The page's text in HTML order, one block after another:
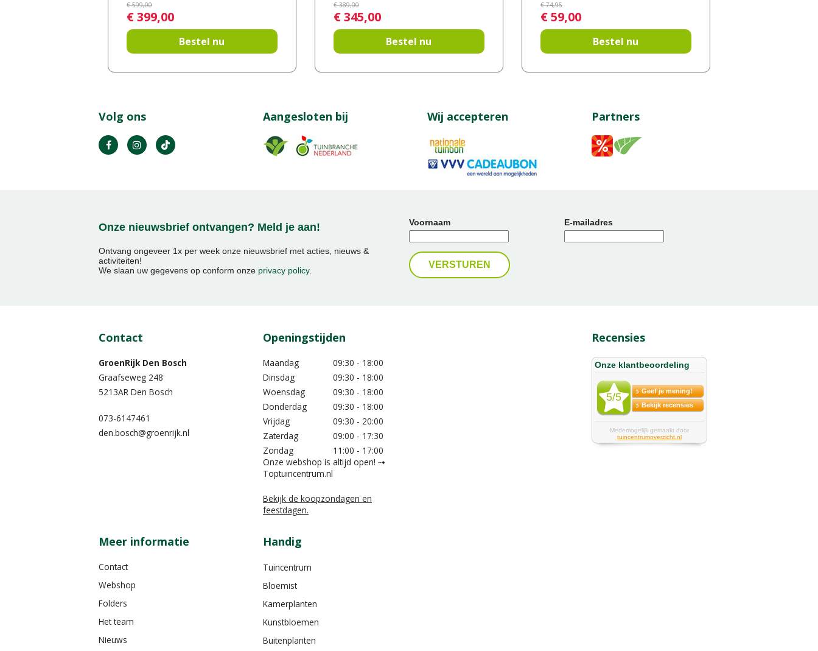
€ 599,00
€399,00
Bestel nu
€ 389,00
€345,00
Bestel nu
€ 74,95
€59,00
Bestel nu
Volg ons Aangesloten bij Wij accepteren Partners
Onze nieuwsbrief ontvangen? Meld je aan!
Ontvang ongeveer 1x per week onze nieuwsbrief met acties, nieuws &
activiteiten!
We slaan uw gegevens op conform onze privacy policy.
Voornaam E-mailadres
Contact
GroenRijk Den Bosch
Graafseweg 248
5213AR Den Bosch
073-6147461
den.bosch@groenrijk.nl
Openingstijden
Maandag
09:30 - 18:00
Dinsdag
09:30 - 18:00
Woensdag
09:30 - 18:00
Donderdag
09:30 - 18:00
Vrijdag
09:30 - 20:00
Zaterdag
09:00 - 17:30
Zondag
11:00 - 17:00
Onze webshop is altijd open! ⇢
Toptuincentrum.nl
Bekijk de koopzondagen en
feestdagen.
Recensies
Meer informatie
Contact
Webshop
Folders
Het team
Nieuws
Handig
Tuincentrum
Bloemist
Kamerplanten
Kunstbloemen
Buitenplanten